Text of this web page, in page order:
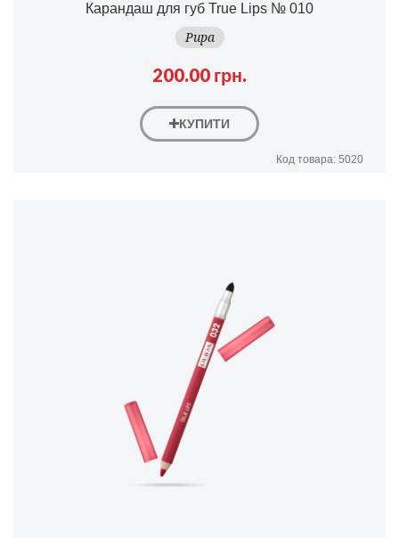
Карандаш для губ True Lips № 010
Pupa
200.00 грн.
КУПИТИ
Код товара: 5020